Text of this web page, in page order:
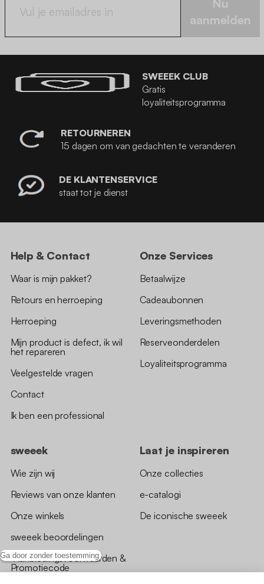
Ga door zonder toestemming
Nu
aanmelden
SWEEEK CLUB
Gratis
loyaliteitsprogramma
RETOURNEREN
15 dagen om van gedachten te veranderen
DE KLANTENSERVICE
staat tot je dienst
Help & Contact
Waar is mijn pakket?
Retours en herroeping
Herroeping
Mijn product is defect, ik wil
het repareren
Veelgestelde vragen
Contact
Ik ben een professional
Onze Services
Betaalwijze
Cadeaubonnen
Leveringsmethoden
Reserveonderdelen
Loyaliteitsprogramma
sweeek
Wie zijn wij
Reviews van onze klanten
Onze winkels
sweeek beoordelingen
*Aanbiedingsvoorwaarden &
Promotiecode
Laat je inspireren
Onze collecties
e-catalogi
De iconische sweeek